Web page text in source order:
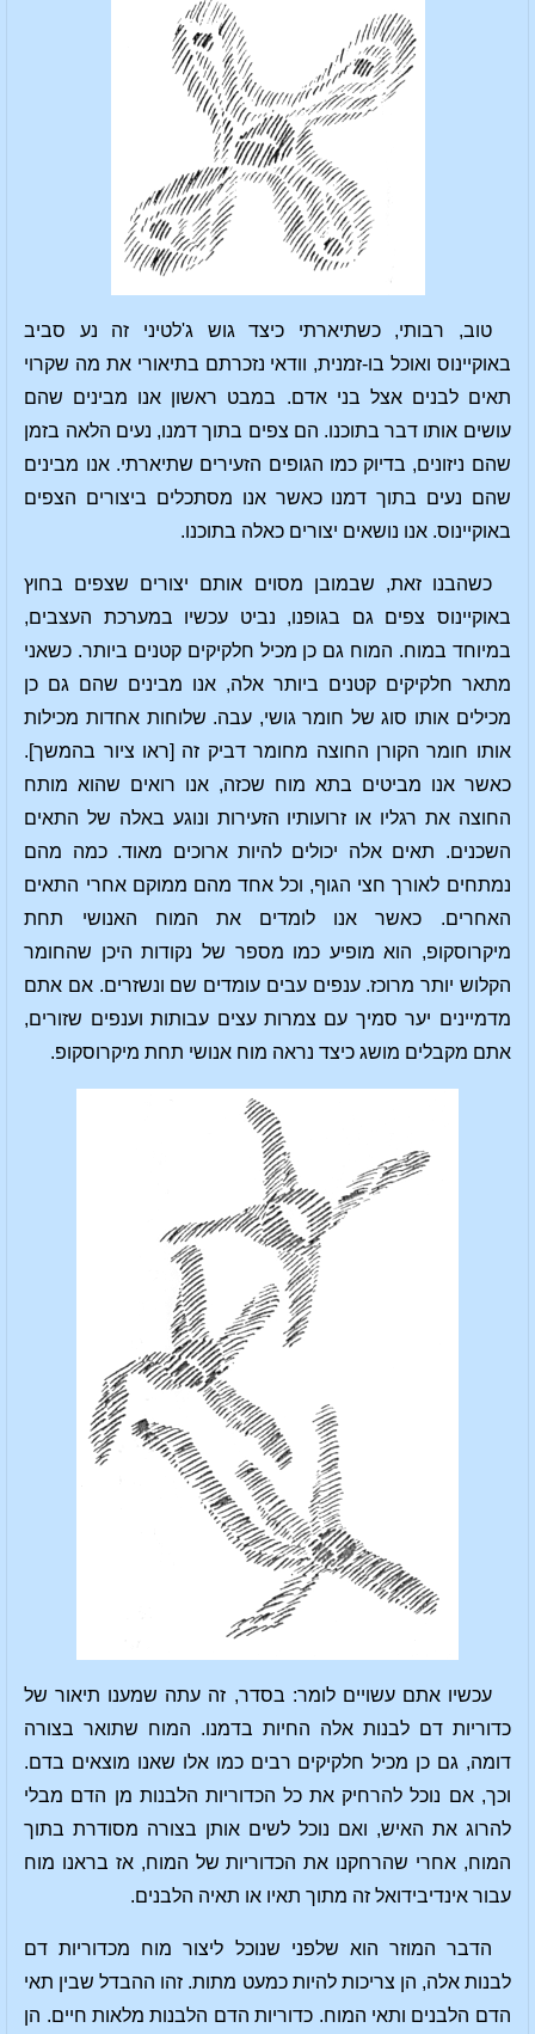
טוב, רבותי, כשתיארתי כיצד גוש ג'לטיני זה נע סביב
באוקיינוס ואוכל בו-זמנית, וודאי נזכרתם בתיאורי את מה שקרוי
תאים לבנים אצל בני אדם. במבט ראשון אנו מבינים שהם
עושים אותו דבר בתוכנו. הם צפים בתוך דמנו, נעים הלאה בזמן
שהם ניזונים, בדיוק כמו הגופים הזעירים שתיארתי. אנו מבינים
שהם נעים בתוך דמנו כאשר אנו מסתכלים ביצורים הצפים
באוקיינוס. אנו נושאים יצורים כאלה בתוכנו.
כשהבנו זאת, שבמובן מסוים אותם יצורים שצפים בחוץ
באוקיינוס צפים גם בגופנו, נביט עכשיו במערכת העצבים,
במיוחד במוח. המוח גם כן מכיל חלקיקים קטנים ביותר. כשאני
מתאר חלקיקים קטנים ביותר אלה, אנו מבינים שהם גם כן
מכילים אותו סוג של חומר גושי, עבה. שלוחות אחדות מכילות
אותו חומר הקורן החוצה מחומר דביק זה [ראו ציור בהמשך].
כאשר אנו מביטים בתא מוח שכזה, אנו רואים שהוא מותח
החוצה את רגליו או זרועותיו הזעירות ונוגע באלה של התאים
השכנים. תאים אלה יכולים להיות ארוכים מאוד. כמה מהם
נמתחים לאורך חצי הגוף, וכל אחד מהם ממוקם אחרי התאים
האחרים. כאשר אנו לומדים את המוח האנושי תחת
מיקרוסקופ, הוא מופיע כמו מספר של נקודות היכן שהחומר
הקלוש יותר מרוכז. ענפים עבים עומדים שם ונשזרים. אם אתם
מדמיינים יער סמיך עם צמרות עצים עבותות וענפים שזורים,
אתם מקבלים מושג כיצד נראה מוח אנושי תחת מיקרוסקופ.
עכשיו אתם עשויים לומר: בסדר, זה עתה שמענו תיאור של
כדוריות דם לבנות אלה החיות בדמנו. המוח שתואר בצורה
דומה, גם כן מכיל חלקיקים רבים כמו אלו שאנו מוצאים בדם.
וכך, אם נוכל להרחיק את כל הכדוריות הלבנות מן הדם מבלי
להרוג את האיש, ואם נוכל לשים אותן בצורה מסודרת בתוך
המוח, אחרי שהרחקנו את הכדוריות של המוח, אז בראנו מוח
עבור אינדיבידואל זה מתוך תאיו או תאיה הלבנים.
הדבר המוזר הוא שלפני שנוכל ליצור מוח מכדוריות דם
לבנות אלה, הן צריכות להיות כמעט מתות. זהו ההבדל שבין תאי
הדם הלבנים ותאי המוח. כדוריות הדם הלבנות מלאות חיים. הן